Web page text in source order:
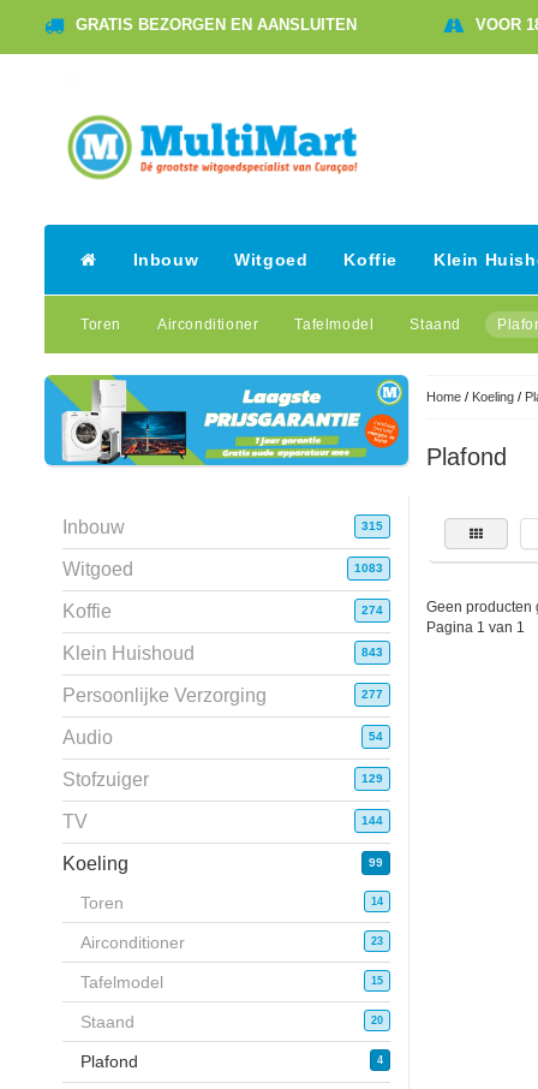
GRATIS BEZORGEN EN AANSLUITEN VOOR
Inbouw Witgoed Koffie Klein
Toren Airconditioner Tafelmodel Staand
Inbouw 315
Witgoed 1083
Koffie 274
Klein Huishoud 843
Persoonlijke Verzorging 277
Audio 54
Stofzuiger 129
TV 144
Koeling 99
Toren 14
Airconditioner 23
Tafelmodel 15
Staand 20
Plafond 4
Home/ Koeling/
Plafond
Geen producten
Pagina 1 van 1